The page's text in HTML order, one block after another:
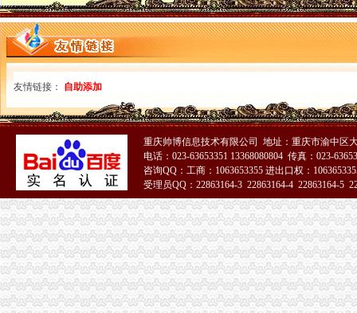
找人代办营业执照交了1万定金怎么要回来_百度知道
晨报万事通||押_凤凰资讯
重庆新天羽家教服务有限公司
【代理各类工商公司营业执照年检；】-北区泰山路易登网
重庆未言空间企业管理有限公司
工商税务咨询办新公司注册增资验资重庆公司注册今题网
代办重庆工商执照验资代理记账低价省心快捷-重庆58同城
【重庆渝北区咨询服务企业名录】_第12页_顺企网
重庆专业代办工商营业执照注册登记代理记账-重庆58同城
【燕郊东贸有代办营业执照的吗】-北京易登网
印刷厂转让(图)_网易新闻
重庆品牌火锅连加盟
重庆内资公司注册：低价转让公司-重庆爱问分类
【佳鑫财税公司注册,营业执照代理,个体户执照】-白云机场路易登网
渝北回兴营业执照代办_列表网
重庆德亮工商咨询有限公司联系方式_信用报告_工商信息-启信宝
友情链接： 自助添加
重庆帅博信息技术有限公司 地址：重庆市渝中区
电话：023-63653351 13368080804 传真：023-
咨询QQ：工商：1063653355 进出口权：
受理员QQ：22863164-3 22863164-4 22863164-5
51La